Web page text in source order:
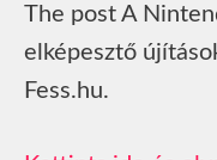
The post A
elképesztő
Fess.hu.